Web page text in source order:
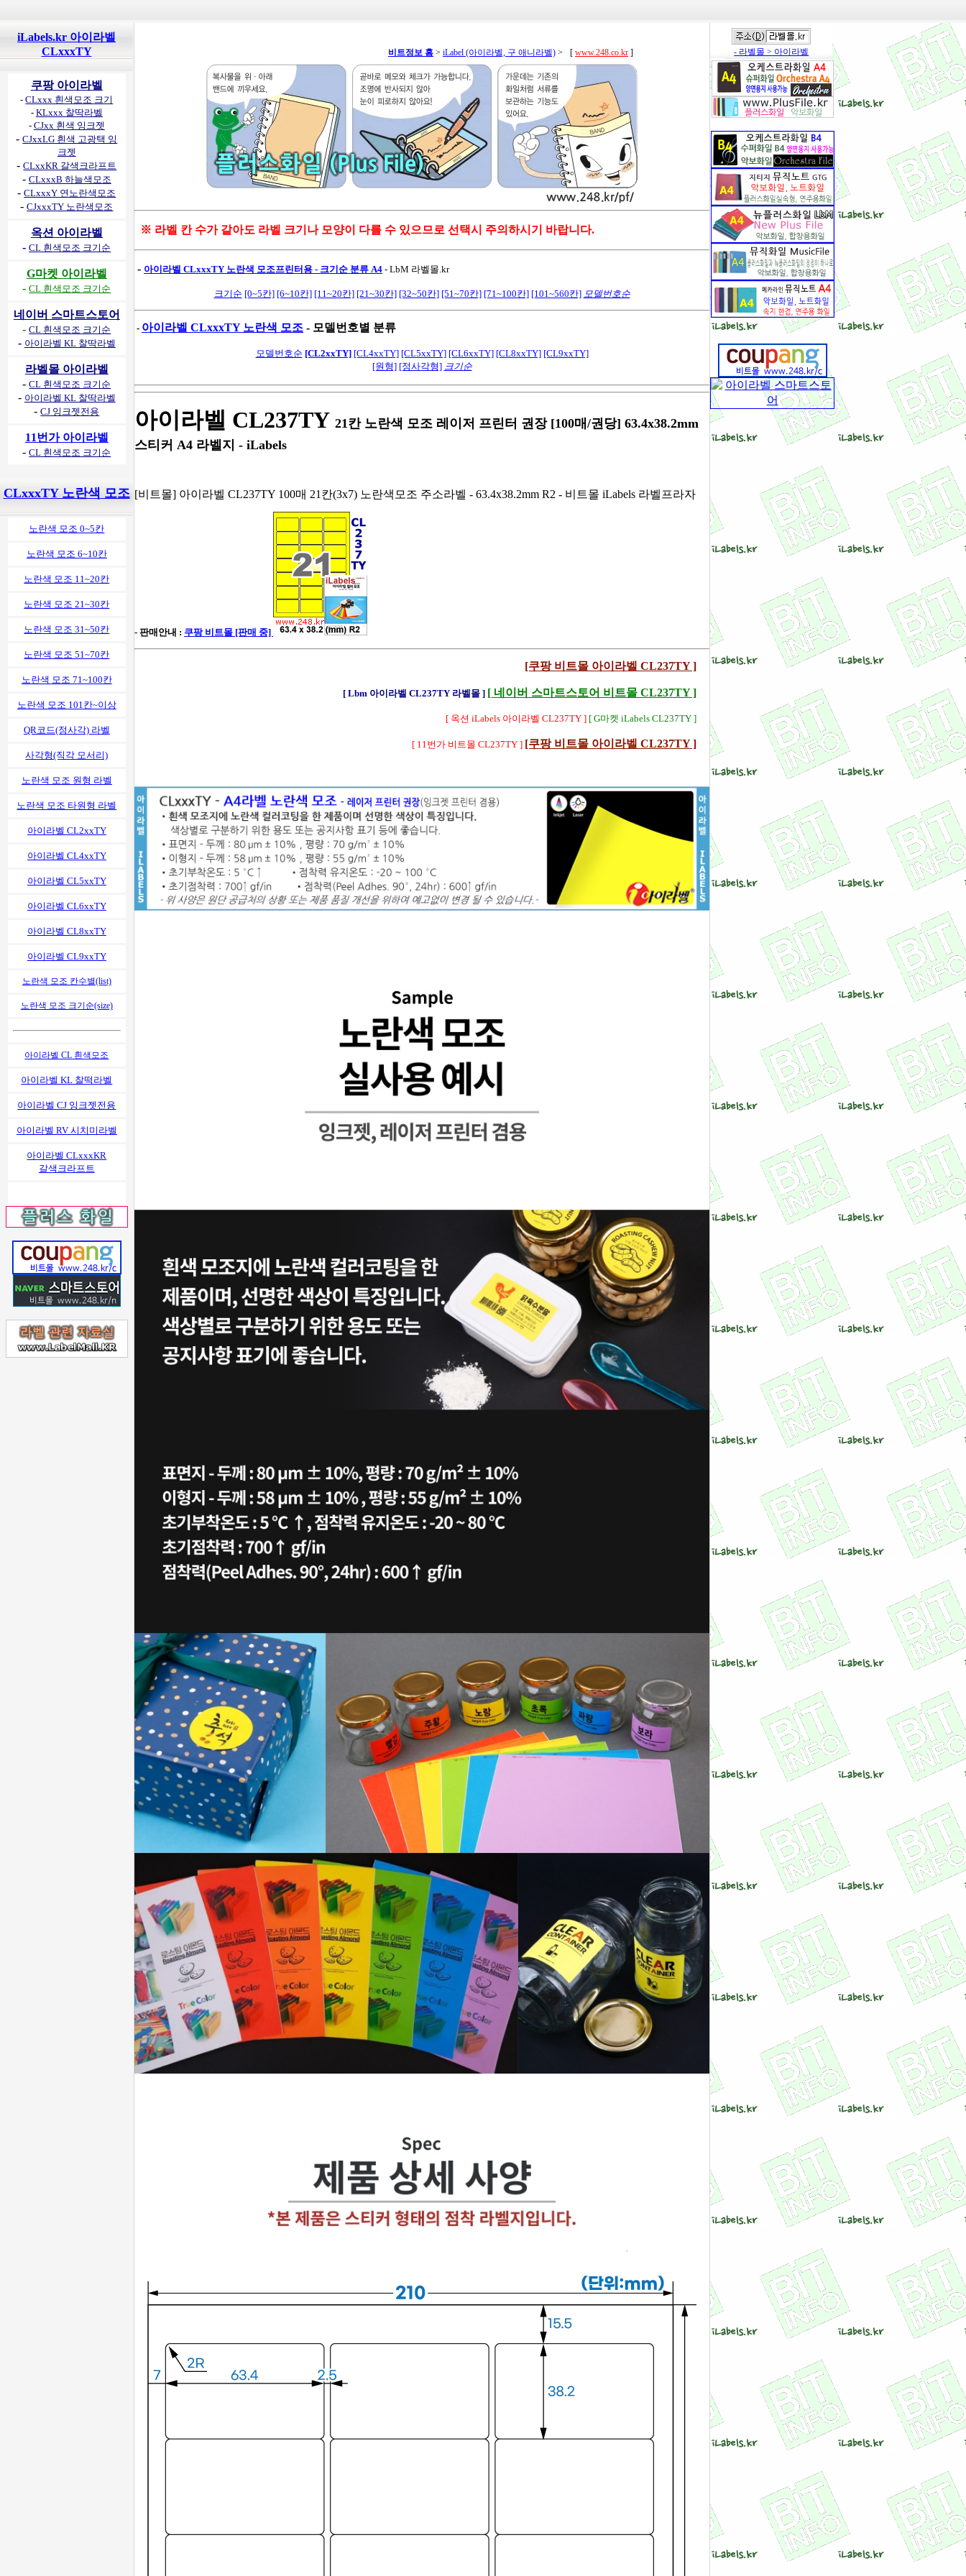
iLabels.kr 아이라벨
CLxxxTY
쿠팡 아이라벨
-CLxxx 흰색모조 크기
- KLxxx 찰딱라벨
- CJxx 흰색 잉크젯
-CJxxLG 흰색 고광택 잉
크젯
-CLxxKR 갈색크라프트
- CLxxxB 하늘색모조
-CLxxxY 연노란색모조
-CJxxxTY 노란색모조
옥션 아이라벨
-CL 흰색모조 크기순
G마켓 아이라벨
-CL 흰색모조 크기순
네이버 스마트스토어
-CL 흰색모조 크기순
- 아이라벨 KL 찰딱라벨
라벨몰 아이라벨
-CL 흰색모조 크기순
- 아이라벨 KL 찰딱라벨
-CJ 잉크젯전용
11번가 아이라벨
-CL 흰색모조 크기순
CLxxxTY 노란색 모조
노란색 모조 0~5칸
노란색 모조 6~10칸
노란색 모조 11~20칸
노란색 모조 21~30칸
노란색 모조 31~50칸
노란색 모조 51~70칸
노란색 모조 71~100칸
노란색 모조 101칸~이상
QR코드(정사각) 라벨
사각형(직각 모서리)
노란색 모조 원형 라벨
노란색 모조 타원형 라벨
아이라벨 CL2xxTY
아이라벨 CL4xxTY
아이라벨 CL5xxTY
아이라벨 CL6xxTY
아이라벨 CL8xxTY
아이라벨 CL9xxTY
노란색 모조 칸수별(list)
노란색 모조 크기순(size)
아이라벨 CL 흰색모조
아이라벨 KL 찰떡라벨
아이라벨 CJ 잉크젯전용
아이라벨 RV 시치미라벨
아이라벨 CLxxxKR
갈색크라프트
비트정보 홈 > iLabel (아이라벨, 구 애니라벨) > [ www.248.co.kr ]
※ 라벨 칸 수가 같아도 라벨 크기나 모양이 다를 수 있으므로 선택시 주의하시기 바랍니다.
- 아이라벨 CLxxxTY 노란색 모조프린터용 - 크기순 분류 A4 - LbM 라벨몰.kr
크기순 [0~5칸] [6~10칸] [11~20칸] [21~30칸] [32~50칸] [51~70칸] [71~100칸] [101~560칸] 모델번호순
- 아이라벨 CLxxxTY 노란색 모조 - 모델번호별 분류
모델번호순 [CL2xxTY] [CL4xxTY] [CL5xxTY] [CL6xxTY] [CL8xxTY] [CL9xxTY]
[원형] [정사각형] 크기순
아이라벨 CL237TY 21칸 노란색 모조 레이저 프린터 권장 [100매/권당] 63.4x38.2mm
스티커 A4 라벨지 - iLabels
[비트몰] 아이라벨 CL237TY 100매 21칸(3x7) 노란색모조 주소라벨 - 63.4x38.2mm R2 - 비트몰 iLabels 라벨프라자
- 판매안내 : 쿠팡 비트몰 [판매 중]
[쿠팡 비트몰 아이라벨 CL237TY ]
[ Lbm 아이라벨 CL237TY 라벨몰 ] [ 네이버 스마트스토어 비트몰 CL237TY ]
[ 옥션 iLabels 아이라벨 CL237TY ] [ G마켓 iLabels CL237TY ]
[ 11번가 비트몰 CL237TY ] [쿠팡 비트몰 아이라벨 CL237TY ]
- 라벨몰 > 아이라벨